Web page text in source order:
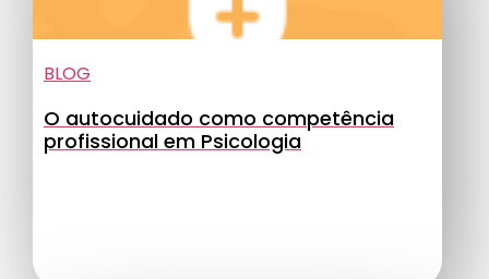
BLOG
O autocuidado como competência
profissional em Psicologia